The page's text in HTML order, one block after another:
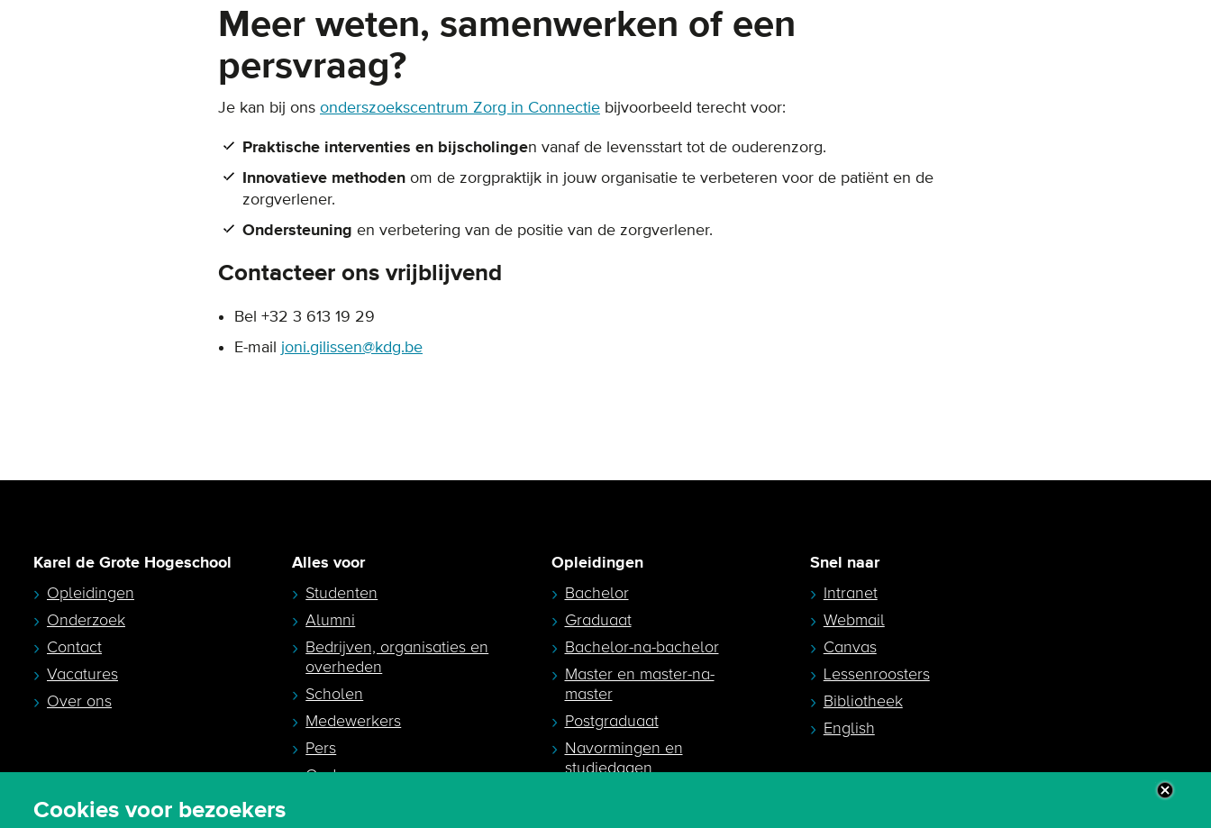
Cookies voor bezoekers
Meer weten, samenwerken of een
persvraag?
Je kan bij ons onderszoekscentrum Zorg in Connectie bijvoorbeeld terecht voor:
Praktische interventies en bijscholingen vanaf de levensstart tot de ouderenzorg.
Innovatieve methoden om de zorgpraktijk in jouw organisatie te verbeteren voor de patiënt en de
zorgverlener.
Ondersteuning en verbetering van de positie van de zorgverlener.
Contacteer ons vrijblijvend
Bel +32 3 613 19 29
E-mail joni.gilissen@kdg.be
Karel de Grote Hogeschool
Opleidingen
Onderzoek
Contact
Vacatures
Over ons
Alles voor
Studenten
Alumni
Bedrijven, organisaties en
overheden
Scholen
Medewerkers
Pers
Ouders en
Opleidingen
Bachelor
Graduaat
Bachelor-na-bachelor
Master en master-na-
master
Postgraduaat
Navormingen en
studiedagen
Snel naar
Intranet
Webmail
Canvas
Lessenroosters
Bibliotheek
English